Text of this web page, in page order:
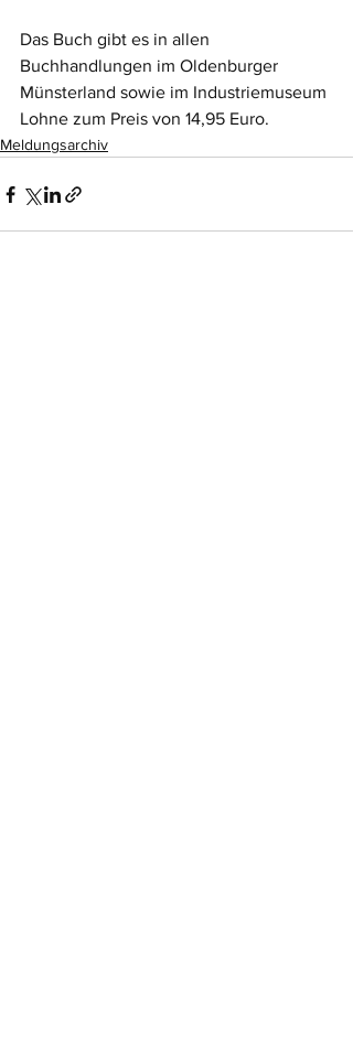
Das Buch gibt es in allen
Buchhandlungen im Oldenburger
Münsterland sowie im Industriemuseum
Lohne zum Preis von 14,95 Euro.
Meldungsarchiv